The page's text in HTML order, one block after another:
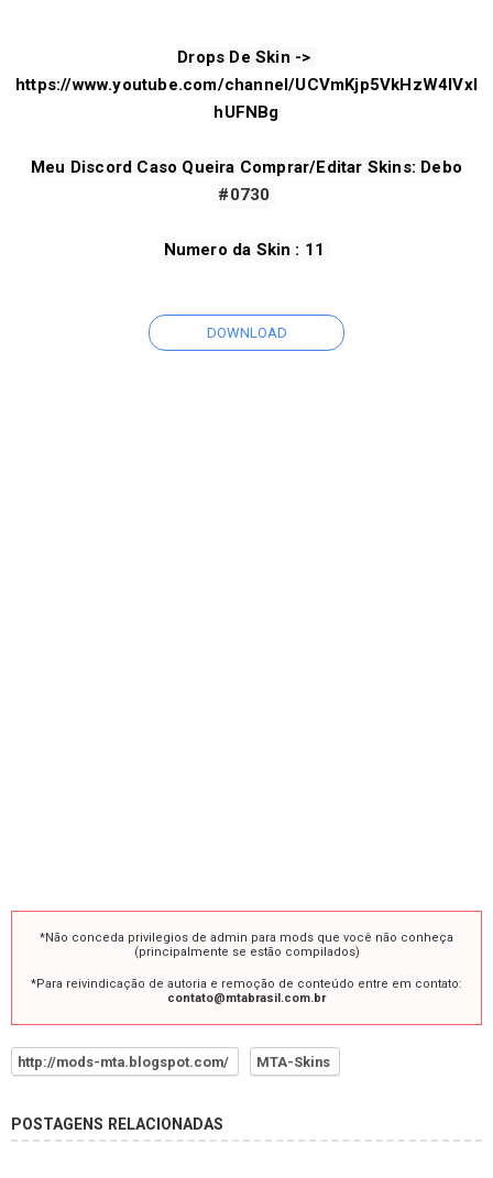
https://www.youtube.com/channel/UCVmKjp5VkHzW4IVxl
hUFNBg
Meu Discord Caso Queira Comprar/Editar Skins: Debo
#0730
Numero da Skin : 11
DOWNLOAD
*Não conceda privilegios de admin para mods que você não conheça
(principalmente se estão compilados)
*Para reivindicação de autoria e remoção de conteúdo entre em contato:
contato@mtabrasil.com.br
http://mods-mta.blogspot.com/ MTA-Skins
POSTAGENS RELACIONADAS